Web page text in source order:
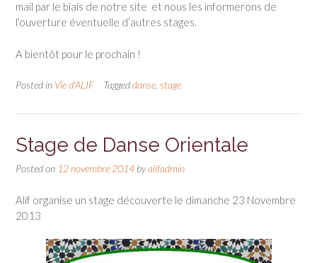
mail par le biais de notre site et nous les informerons de
l’ouverture éventuelle d’autres stages.
A bientôt pour le prochain !
Posted in Vie d'ALIF Taggeddanse stage
Stage de Danse Orientale
Posted on 12 novembre 2014 byalifadmin
Alif organise un stage découverte le dimanche 23 Novembre
2013